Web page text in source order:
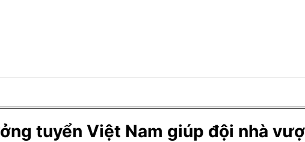
tuyển Việt Nam giúp đội nhà